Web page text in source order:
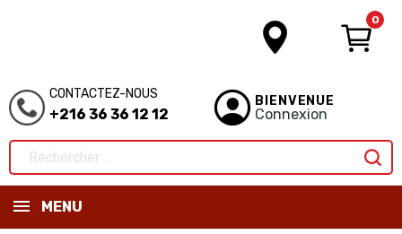
0
CONTACTEZ-NOUS
+216 36 36 12 12
BIENVENUE
Connexion
MENU